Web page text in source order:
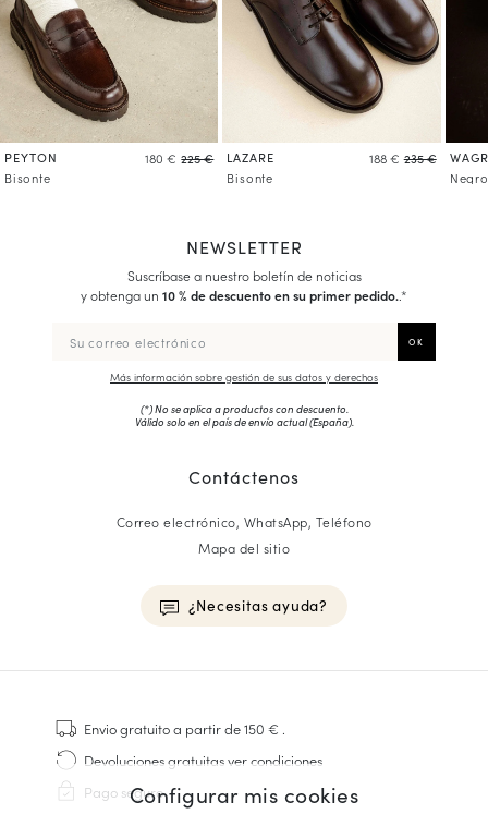
PEYTON 180 € 225 €
Bisonte
LAZARE 188 € 235 €
Bisonte
Configurar mis cookies
NEWSLETTER
Suscríbase a nuestro boletín de noticias
y obtenga un 10 % de descuento en su primer pedido..*
Más información sobre gestión de sus datos y derechos
(*) No se aplica a productos con descuento.
Válido solo en el país de envío actual (España).
Contáctenos
Correo electrónico, WhatsApp, Teléfono
Mapa del sitio
¿Necesitas ayuda?
Zapatillas
Cosido Goodyear
Derbies y Richelieu
Zapatos Richelieu Hombre
Envio gratuitoa partir de 150 € .
Devoluciones gratuitasver condiciones
Pago seguro